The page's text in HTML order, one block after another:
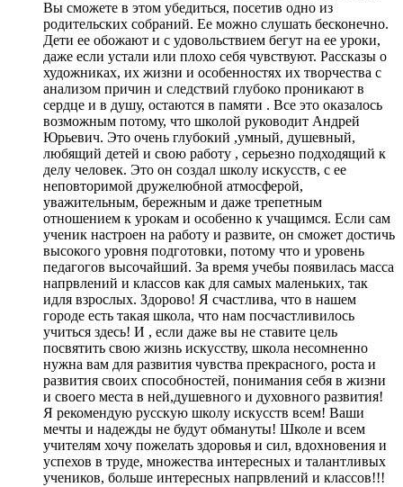
Вы сможете в этом убедиться, посетив одно из
родительских собраний. Ее можно слушать бесконечно.
Дети ее обожают и с удовольствием бегут на ее уроки,
даже если устали или плохо себя чувствуют. Рассказы о
художниках, их жизни и особенностях их творчества с
анализом причин и следствий глубоко проникают в
сердце и в душу, остаются в памяти . Все это оказалось
возможным потому, что школой руководит Андрей
Юрьевич. Это очень глубокий ,умный, душевный,
любящий детей и свою работу , серьезно подходящий к
делу человек. Это он создал школу искусств, с ее
неповторимой дружелюбной атмосферой,
уважительным, бережным и даже трепетным
отношением к урокам и особенно к учащимся. Если сам
ученик настроен на работу и развите, он сможет достичь
высокого уровня подготовки, потому что и уровень
педагогов высочайший. За время учебы появилась масса
напрвлений и классов как для самых маленьких, так
идля взрослых. Здорово! Я счастлива, что в нашем
городе есть такая школа, что нам посчастливилось
учиться здесь! И , если даже вы не ставите цель
посвятить свою жизнь искусству, школа несомненно
нужна вам для развития чувства прекрасного, роста и
развития своих способностей, понимания себя в жизни
и своего места в ней,душевного и духовного развития!
Я рекомендую русскую школу искусств всем! Ваши
мечты и надежды не будут обмануты! Школе и всем
учителям хочу пожелать здоровья и сил, вдохновения и
успехов в труде, множества интересных и талантливых
учеников, больше интересных напрвлений и классов!!!